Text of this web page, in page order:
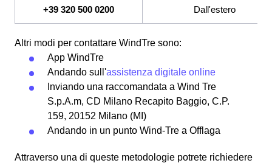
+39 320 500 0200 Dall'estero
Altri modi per contattare WindTre sono:
App WindTre
Andando sull'assistenza digitale online
Inviando una raccomandata a Wind Tre
S.p.A.m, CD Milano Recapito Baggio, C.P.
159, 20152 Milano (MI)
Andando in un punto Wind-Tre a Offlaga
Attraverso una di queste metodologie potrete richiedere